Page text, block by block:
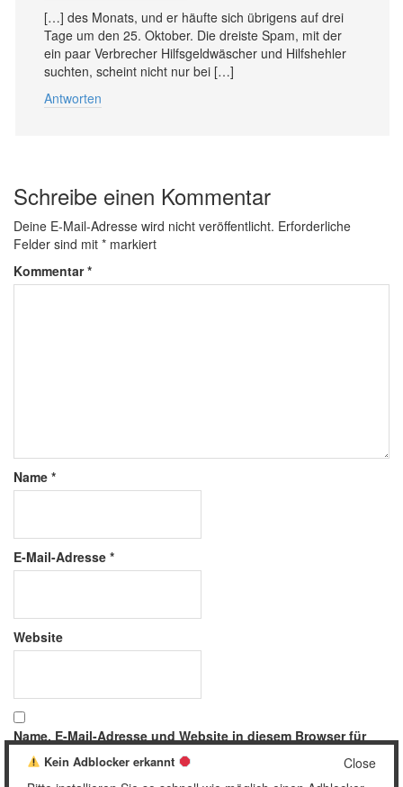
[…] des Monats, und er häufte sich übrigens auf drei
Tage um den 25. Oktober. Die dreiste Spam, mit der
ein paar Verbrecher Hilfsgeldwäscher und Hilfshehler
suchten, scheint nicht nur bei […]
Antworten
Schreibe einen Kommentar
Deine E-Mail-Adresse wird nicht veröffentlicht. Erforderliche
Felder sind mit * markiert
Kommentar*
Name *
E-Mail-Adresse *
Website
Name, E-Mail-Adresse und Website in diesem Browser für
meinen nächsten Kommentar speichern.
Close
Kein Adblocker erkannt